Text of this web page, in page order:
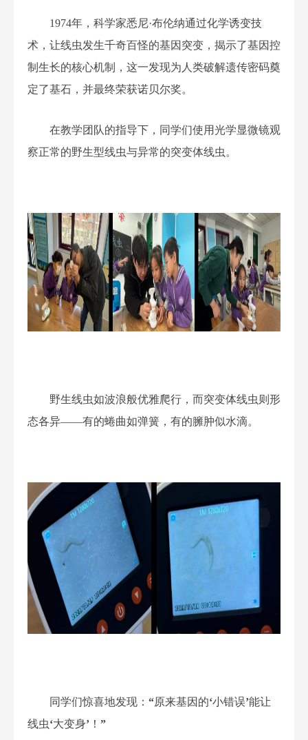
1974年，科学家悉尼·布伦纳通过化学诱变技
术， 让线虫发生千奇百怪的基因突变，揭示了基因控
制生长的核心机制
，这一发现为人类破解遗传密码奠
定了基石，并最终荣获诺贝尔奖。
在教学团队的指导下， 同学们使用光学显微镜观
察正常的野生型线虫与异常的突变体线虫 。
野生线虫如波浪般优雅爬行，而突变体线虫则形
态各异——有的蜷曲如弹簧，有的臃肿似水滴。
同学们惊喜地发现： “原来基因的‘小错误’能让
线虫‘大变身’ ！ ”